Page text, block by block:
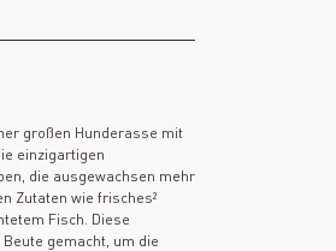
großen Hunderasse mit
einzigartigen
die ausgewachsen mehr
Zutaten wie frisches²
Fisch. Diese
gemacht, um die